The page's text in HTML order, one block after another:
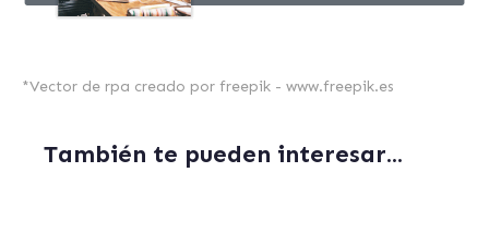
*Vector de rpa creado por freepik - www.freepik.es
También te pueden interesar...